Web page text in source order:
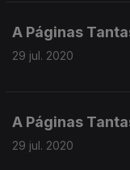
A Páginas
29 jul. 2020
A Páginas
29 jul. 2020